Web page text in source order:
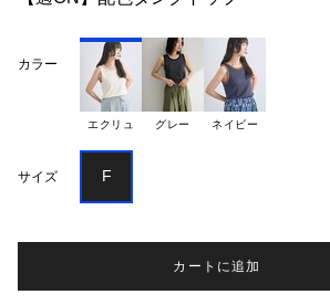
カラー
エクリュ グレー ネイビー
サイズ F
カートに追加